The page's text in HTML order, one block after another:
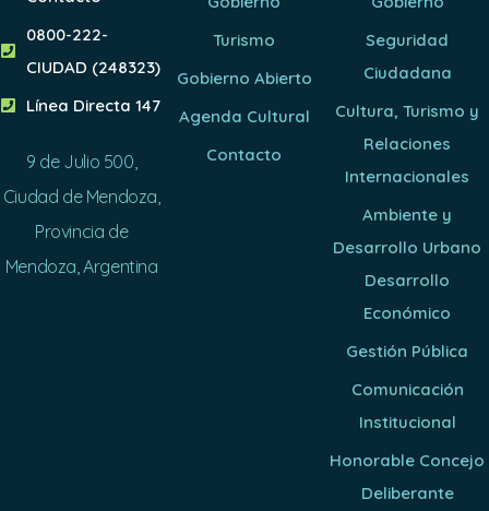
0800-222-
CIUDAD (248323)
Línea Directa 147
9 de Julio 500,
Ciudad de Mendoza,
Provincia de
Mendoza, Argentina
Turismo
Gobierno Abierto
Agenda Cultural
Contacto
Seguridad
Ciudadana
Cultura, Turismo y
Relaciones
Internacionales
Ambiente y
Desarrollo Urbano
Desarrollo
Económico
Gestión Pública
Comunicación
Institucional
Honorable Concejo
Deliberante